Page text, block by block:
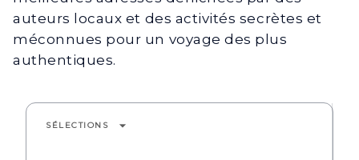
auteurs locaux et des activités secrètes et
méconnues pour un voyage des plus
authentiques.
SÉLECTIONS arrow_drop_down